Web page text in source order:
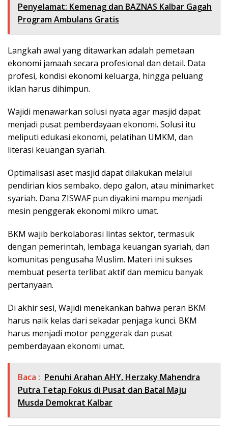
Penyelamat: Kemenag dan BAZNAS Kalbar Gagah
Program Ambulans Gratis
Langkah awal yang ditawarkan adalah pemetaan
ekonomi jamaah secara profesional dan detail. Data
profesi, kondisi ekonomi keluarga, hingga peluang
iklan harus dihimpun.
Wajidi menawarkan solusi nyata agar masjid dapat
menjadi pusat pemberdayaan ekonomi. Solusi itu
meliputi edukasi ekonomi, pelatihan UMKM, dan
literasi keuangan syariah.
Optimalisasi aset masjid dapat dilakukan melalui
pendirian kios sembako, depo galon, atau minimarket
syariah. Dana ZISWAF pun diyakini mampu menjadi
mesin penggerak ekonomi mikro umat.
BKM wajib berkolaborasi lintas sektor, termasuk
dengan pemerintah, lembaga keuangan syariah, dan
komunitas pengusaha Muslim. Materi ini sukses
membuat peserta terlibat aktif dan memicu banyak
pertanyaan.
Di akhir sesi, Wajidi menekankan bahwa peran BKM
harus naik kelas dari sekadar penjaga kunci. BKM
harus menjadi motor penggerak dan pusat
pemberdayaan ekonomi umat.
Baca : Penuhi Arahan AHY, Herzaky Mahendra
Putra Tetap Fokus di Pusat dan Batal Maju
Musda Demokrat Kalbar